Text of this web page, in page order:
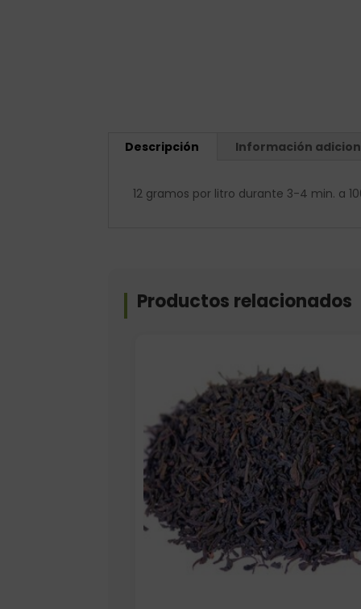
Descripción Información
12 gramos por litro durante 3-4 min. a
Productos relacionados